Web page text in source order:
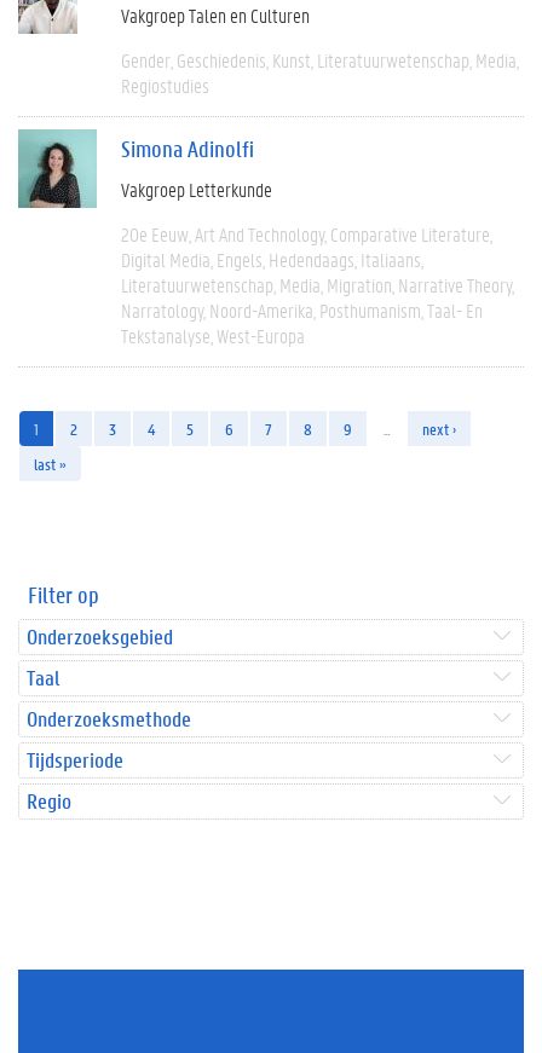
Vakgroep Talen en Culturen
Gender Geschiedenis Kunst Literatuurwetenschap Media
Regiostudies
Simona Adinolfi
Vakgroep Letterkunde
20e Eeuw Art And Technology Comparative Literature
Digital Media Engels Hedendaags Italiaans
Literatuurwetenschap Media Migration Narrative Theory
Narratology Noord-Amerika Posthumanism Taal- En
Tekstanalyse West-Europa
1 2 3 4 5 6 7 8 9
next ›
last »
Filter op
Onderzoeksgebied
Taal
Onderzoeksmethode
Tijdsperiode
Regio